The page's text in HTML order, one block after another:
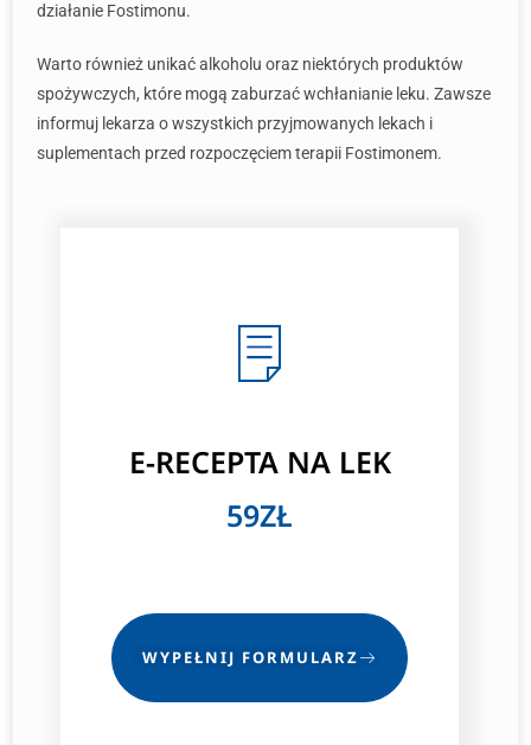
działanie Fostimonu.
Warto również unikać alkoholu oraz niektórych produktów
spożywczych, które mogą zaburzać wchłanianie leku. Zawsze
informuj lekarza o wszystkich przyjmowanych lekach i
suplementach przed rozpoczęciem terapii Fostimonem.
E-RECEPTA NA LEK
59ZŁ
WYPEŁNIJ FORMULARZ